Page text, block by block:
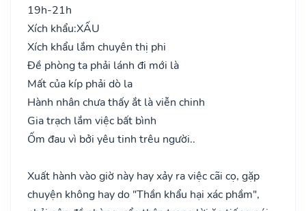
19h-21h
Xích khẩu:XẤU
Xích khẩu lắm chuyên thị phi
Đề phòng ta phải lánh đi mới là
Mất của kíp phải dò la
Hành nhân chưa thấy ắt là viễn chinh
Gia trạch lắm việc bất bình
Ốm đau vì bởi yêu tinh trêu người..
Xuất hành vào giờ này hay xảy ra việc cãi cọ, gặp
chuyện không hay do "Thần khẩu hại xác phầm",